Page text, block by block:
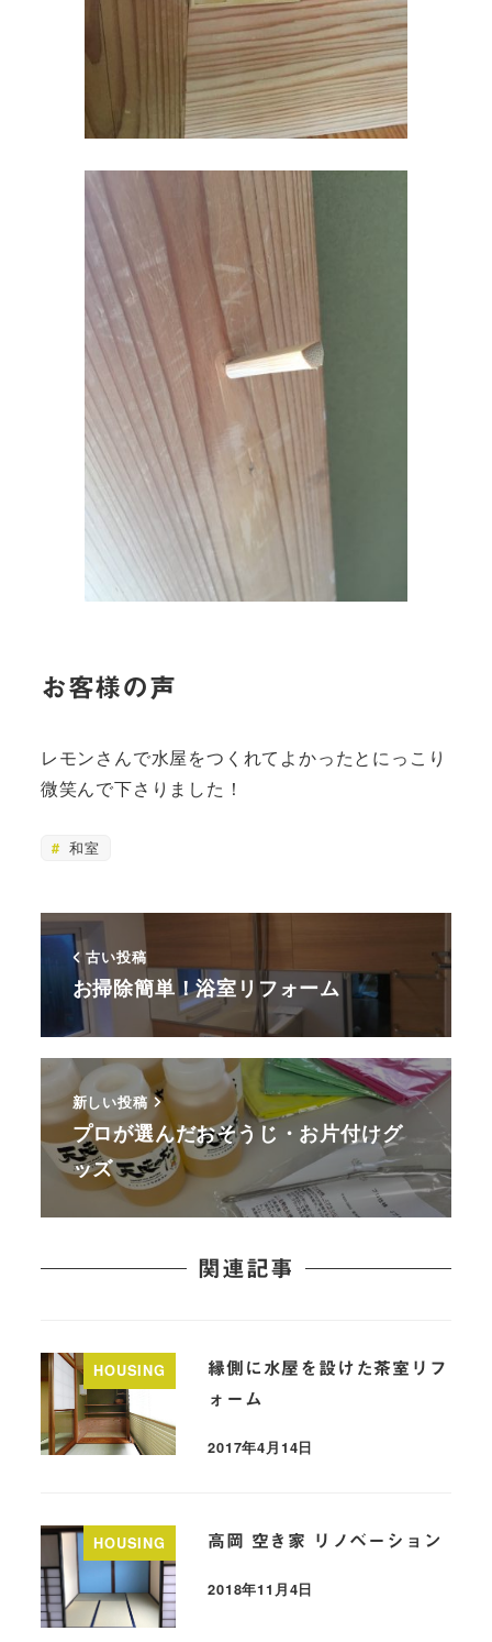
お客様の声
レモンさんで水屋をつくれてよかったとにっこり
微笑んで下さりました！
和室
古い投稿
お掃除簡単！浴室リフォーム
新しい投稿
プロが選んだおそうじ・お片付けグ
ッズ
関連記事
HOUSING
縁側に水屋を設けた茶室リフ
ォーム
2017年4月14日
HOUSING 高岡 空き家 リノベーション
2018年11月4日